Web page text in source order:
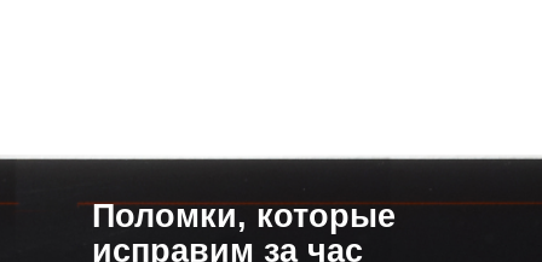
Поломки, которые
исправим за час